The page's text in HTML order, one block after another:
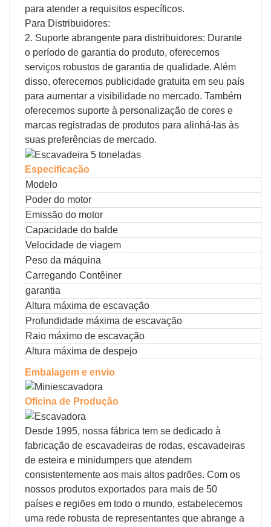
para atender a requisitos específicos.
Para Distribuidores:
2. Suporte abrangente para distribuidores: Durante
o período de garantia do produto, oferecemos
serviços robustos de garantia de qualidade. Além
disso, oferecemos publicidade gratuita em seu país
para aumentar a visibilidade no mercado. Também
oferecemos suporte à personalização de cores e
marcas registradas de produtos para alinhá-las às
suas preferências de mercado.
Especificação
Modelo
Poder do motor
Emissão do motor
Capacidade do balde
Velocidade de viagem
Peso da máquina
Carregando Contêiner
garantia
Altura máxima de escavação
Profundidade máxima de escavação
Raio máximo de escavação
Altura máxima de despejo
Embalagem e envio
Oficina de Produção
Desde 1995, nossa fábrica tem se dedicado à
fabricação de escavadeiras de rodas, escavadeiras
de esteira e minidumpers que atendem
consistentemente aos mais altos padrões. Com os
nossos produtos exportados para mais de 50
países e regiões em todo o mundo, estabelecemos
uma rede robusta de representantes que abrange a